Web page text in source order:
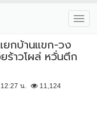
ยกบ้านแขก-วง
ร้าวโผล่ หวั่นตึก
น. 11,124